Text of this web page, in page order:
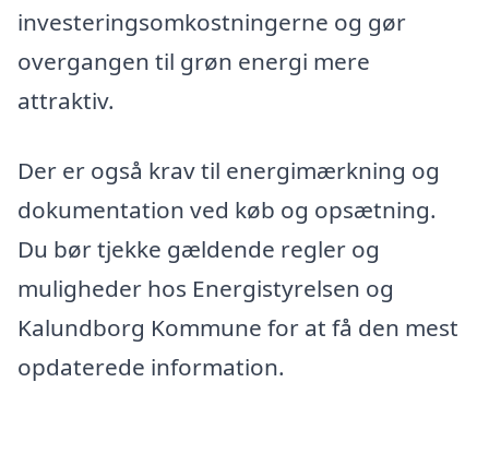
investeringsomkostningerne og gør
overgangen til grøn energi mere
attraktiv.
Der er også krav til energimærkning og
dokumentation ved køb og opsætning.
Du bør tjekke gældende regler og
muligheder hos Energistyrelsen og
Kalundborg Kommune for at få den mest
opdaterede information.